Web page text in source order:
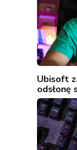
Ubisoft
odsłonę